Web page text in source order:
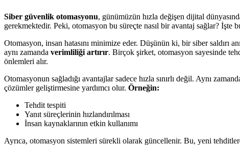
Siber güvenlik otomasyonu, günümüzün hızla değişen dijital
gerekmektedir. Peki, otomasyon bu süreçte nasıl bir avantaj sağlar? İşte
Otomasyon, insan hatasını minimize eder. Düşünün ki, bir siber
aynı zamanda verimliliği artırır. Birçok şirket, otomasyon sayesinde
önlemleri alır.
Otomasyonun sağladığı avantajlar sadece hızla sınırlı değil. Aynı
çözümler geliştirmesine yardımcı olur. Örneğin:
Tehdit tespiti
Yanıt süreçlerinin hızlandırılması
İnsan kaynaklarının etkin kullanımı
Ayrıca, otomasyon sistemleri sürekli olarak güncellenir. Bu, yeni